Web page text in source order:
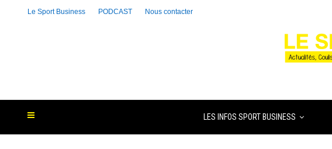
LES INFOS SPORT BUSINESS
Le Sport Business PODCAST Nous contacter